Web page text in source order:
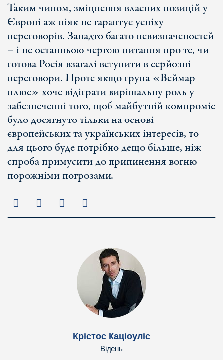
Таким чином, зміцнення власних позицій у
Європі аж ніяк не гарантує успіху
переговорів. Занадто багато невизначеностей
– і не останньою чергою питання про те, чи
готова Росія взагалі вступити в серйозні
переговори. Проте якщо група «Веймар
плюс» хоче відіграти вирішальну роль у
забезпеченні того, щоб майбутній компроміс
було досягнуто тільки на основі
європейських та українських інтересів, то
для цього буде потрібно дещо більше, ніж
спроба примусити до припинення вогню
порожніми погрозами.
Крістос Каціоуліс
Відень